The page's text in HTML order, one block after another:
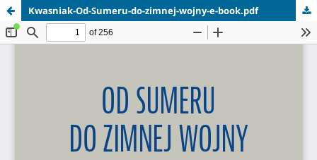
Kwasniak-Od-Sumeru-do-zimnej-wojny-e-book.pdf